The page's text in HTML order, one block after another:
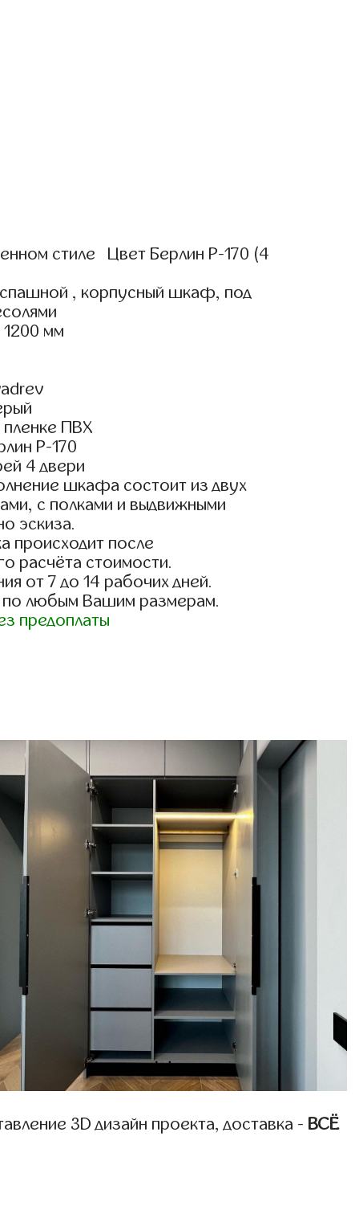
стиле Цвет Берлин Р-170 (4
, корпусный шкаф, под
мм
ПВХ
Р-170
4 двери
шкафа состоит из двух
с полками и выдвижными
эскиза.
происходит после
расчёта стоимости.
от 7 до 14 рабочих дней.
любым Вашим размерам.
предоплаты
3D дизайн проекта, доставка - ВСЁ